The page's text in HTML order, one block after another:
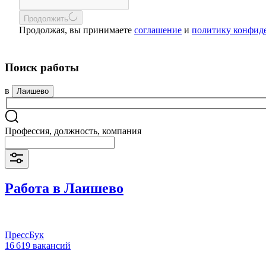
Продолжить
Продолжая, вы принимаете соглашение и политику
Поиск работы
в Лаишево
Профессия, должность, компания
Работа в Лаишево
ПрессБук
16 619 вакансий